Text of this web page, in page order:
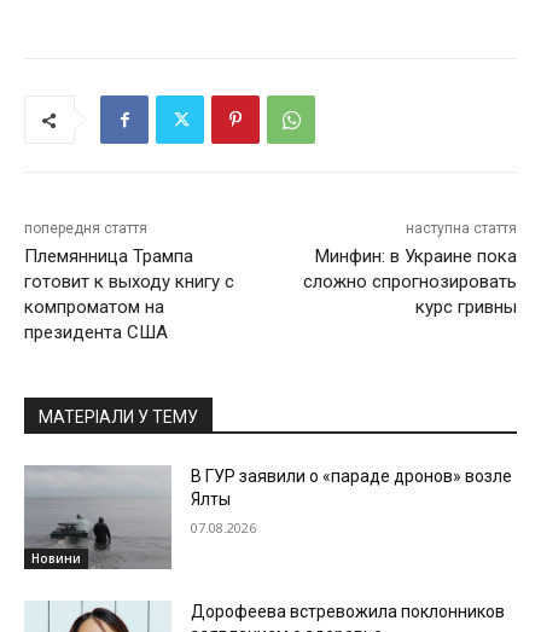
попередня стаття
Племянница Трампа
готовит к выходу книгу с
компроматом на
президента США
наступна стаття
Минфин: в Украине пока
сложно спрогнозировать
курс гривны
МАТЕРІАЛИ У ТЕМУ
Новини
В ГУР заявили о «параде дронов» возле
Ялты
07.08.2026
Дорофеева встревожила поклонников